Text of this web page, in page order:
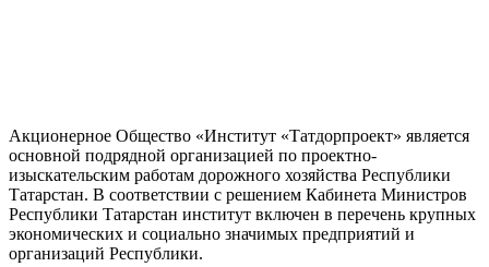
Акционерное Общество «Институт «Татдорпроект» является
основной подрядной организацией по проектно-
изыскательским работам дорожного хозяйства Республики
Татарстан. В соответствии с решением Кабинета Министров
Республики Татарстан институт включен в перечень крупных
экономических и социально значимых предприятий и
организаций Республики.